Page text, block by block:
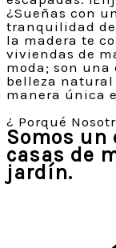
¿Sueñas con
tranquilidad de
la madera te
viviendas de
moda; son una
belleza
manera única
¿ Porqué
Somos un
casas de
jardín.